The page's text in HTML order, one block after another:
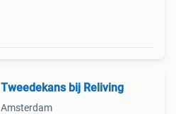
Tweedekans bij Reliving
Amsterdam